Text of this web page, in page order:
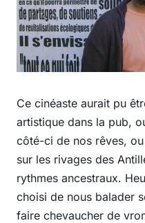
Ce cinéaste aurait pu
artistique dans la pub,
côté-ci de nos rêves, ou
sur les rivages des
rythmes ancestraux.
choisi de nous balader
faire chevaucher de